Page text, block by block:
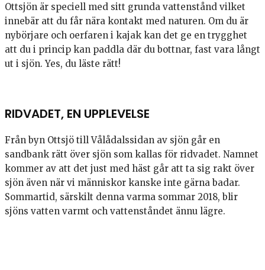
Ottsjön är speciell med sitt grunda vattenstånd vilket
innebär att du får nära kontakt med naturen. Om du är
nybörjare och oerfaren i kajak kan det ge en trygghet
att du i princip kan paddla där du bottnar, fast vara långt
ut i sjön. Yes, du läste rätt!
RIDVADET, EN UPPLEVELSE
Från byn Ottsjö till Vålådalssidan av sjön går en
sandbank rätt över sjön som kallas för ridvadet. Namnet
kommer av att det just med häst går att ta sig rakt över
sjön även när vi människor kanske inte gärna badar.
Sommartid, särskilt denna varma sommar 2018, blir
sjöns vatten varmt och vattenståndet ännu lägre.